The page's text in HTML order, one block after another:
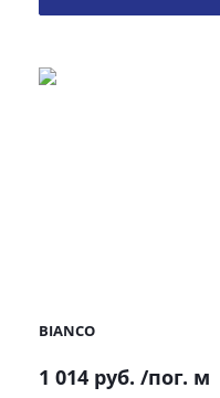
BIANCO
1 014 руб. /пог. м